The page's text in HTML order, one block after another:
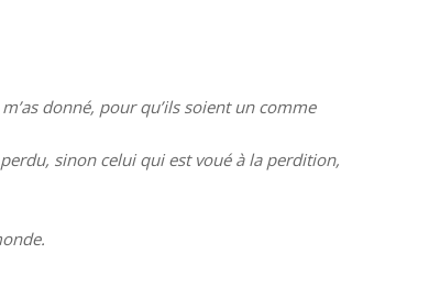
donné, pour qu’ils soient un comme
perdu, sinon celui qui est voué à la perdition,